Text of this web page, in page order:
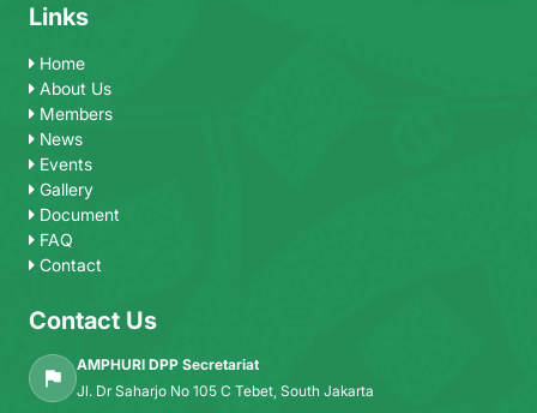
Links
Home
About Us
Members
News
Events
Gallery
Document
FAQ
Contact
Contact Us
AMPHURI DPP Secretariat
Jl. Dr Saharjo No 105 C Tebet, South Jakarta